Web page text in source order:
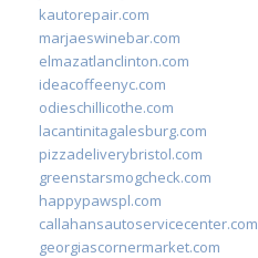
kautorepair.com
marjaeswinebar.com
elmazatlanclinton.com
ideacoffeenyc.com
odieschillicothe.com
lacantinitagalesburg.com
pizzadeliverybristol.com
greenstarsmogcheck.com
happypawspl.com
callahansautoservicecenter.com
georgiascornermarket.com